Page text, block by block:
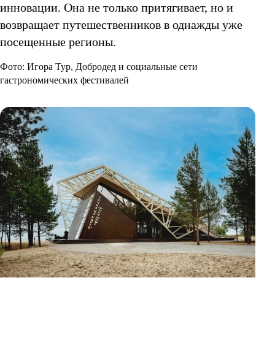
инновации. Она не только притягивает, но и
возвращает путешественников в однажды уже
посещенные регионы.
Фото: Игора Тур, Добродед и социальные сети
гастрономических фестивалей